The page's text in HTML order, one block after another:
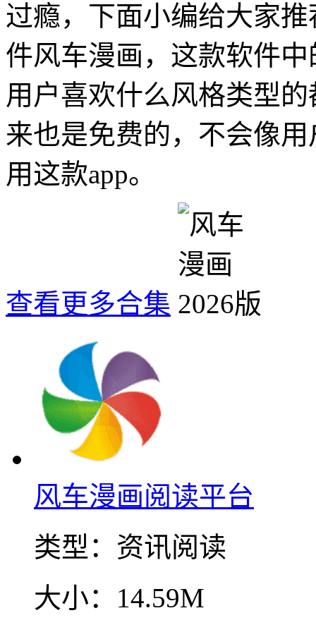
过瘾，下面小编给大家
件风车漫画，这款软件
用户喜欢什么风格类型
来也是免费的，不会像
用这款app。
查看更多合集
风车漫画阅读平台
类型： 资讯阅读
大小： 14.59M